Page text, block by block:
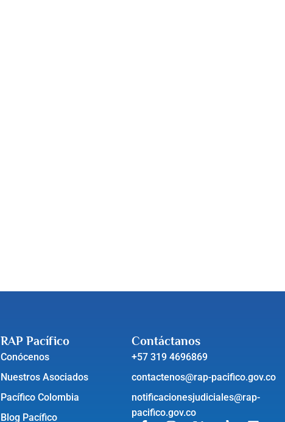
RAP Pacífico
Conócenos
Nuestros Asociados
Pacífico Colombia
Blog Pacífico
Contáctanos
+57 319 4696869
contactenos@rap-pacifico.gov.co
notificacionesjudiciales@rap-
pacifico.gov.co